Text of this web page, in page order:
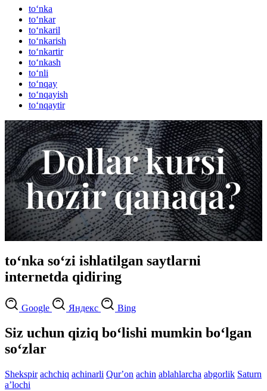
to‘nka
to‘nkar
to‘nkaril
to‘nkarish
to‘nkartir
to‘nkash
to‘nli
to‘nqay
to‘nqayish
to‘nqaytir
to‘nka so‘zi ishlatilgan saytlarni
internetda qidiring
Google Яндекс Bing
Siz uchun qiziq bo‘lishi mumkin bo‘lgan
so‘zlar
Shekspir achchiq achinarli Qurʼon achin ablahlarcha abgorlik Saturn
aʼlochi